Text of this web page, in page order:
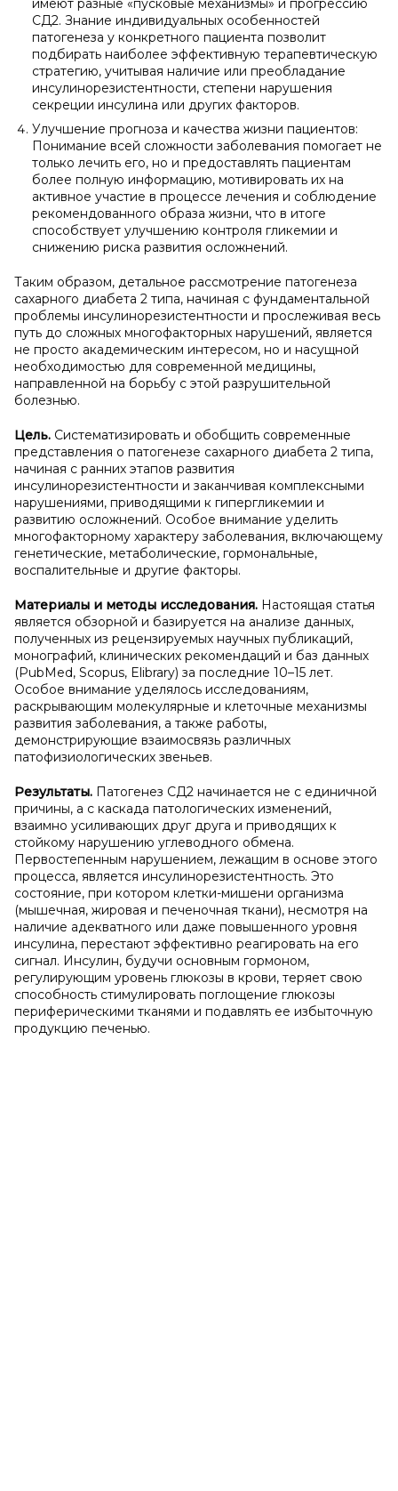
имеют разные «пусковые механизмы» и прогрессию
СД2. Знание индивидуальных особенностей
патогенеза у конкретного пациента позволит
подбирать наиболее эффективную терапевтическую
стратегию, учитывая наличие или преобладание
инсулинорезистентности, степени нарушения
секреции инсулина или других факторов.
Улучшение прогноза и качества жизни пациентов:
Понимание всей сложности заболевания помогает не
только лечить его, но и предоставлять пациентам
более полную информацию, мотивировать их на
активное участие в процессе лечения и соблюдение
рекомендованного образа жизни, что в итоге
способствует улучшению контроля гликемии и
снижению риска развития осложнений.
Таким образом, детальное рассмотрение патогенеза
сахарного диабета 2 типа, начиная с фундаментальной
проблемы инсулинорезистентности и прослеживая весь
путь до сложных многофакторных нарушений, является
не просто академическим интересом, но и насущной
необходимостью для современной медицины,
направленной на борьбу с этой разрушительной
болезнью.
Цель. Систематизировать и обобщить современные
представления о патогенезе сахарного диабета 2 типа,
начиная с ранних этапов развития
инсулинорезистентности и заканчивая комплексными
нарушениями, приводящими к гипергликемии и
развитию осложнений. Особое внимание уделить
многофакторному характеру заболевания, включающему
генетические, метаболические, гормональные,
воспалительные и другие факторы.
Материалы и методы исследования. Настоящая статья
является обзорной и базируется на анализе данных,
полученных из рецензируемых научных публикаций,
монографий, клинических рекомендаций и баз данных
(PubMed, Scopus, Elibrary) за последние 10–15 лет.
Особое внимание уделялось исследованиям,
раскрывающим молекулярные и клеточные механизмы
развития заболевания, а также работы,
демонстрирующие взаимосвязь различных
патофизиологических звеньев.
Результаты. Патогенез СД2 начинается не с единичной
причины, а с каскада патологических изменений,
взаимно усиливающих друг друга и приводящих к
стойкому нарушению углеводного обмена.
Первостепенным нарушением, лежащим в основе этого
процесса, является инсулинорезистентность. Это
состояние, при котором клетки-мишени организма
(мышечная, жировая и печеночная ткани), несмотря на
наличие адекватного или даже повышенного уровня
инсулина, перестают эффективно реагировать на его
сигнал. Инсулин, будучи основным гормоном,
регулирующим уровень глюкозы в крови, теряет свою
способность стимулировать поглощение глюкозы
периферическими тканями и подавлять ее избыточную
продукцию печенью.